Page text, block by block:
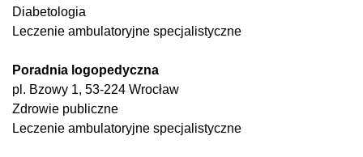
Diabetologia
Leczenie ambulatoryjne specjalistyczne
Poradnia logopedyczna
pl. Bzowy 1, 53-224 Wrocław
Zdrowie publiczne
Leczenie ambulatoryjne specjalistyczne